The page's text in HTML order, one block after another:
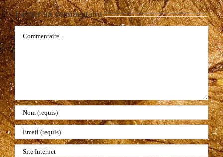
Laisser un commentaire
Commentaire